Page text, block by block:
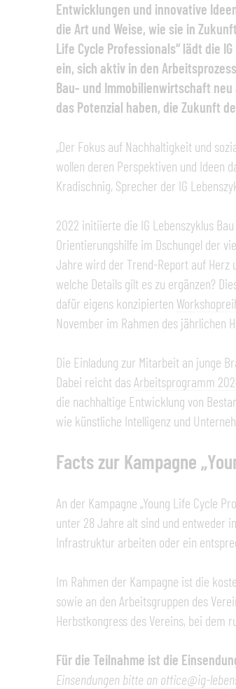
Entwicklungen und innovative
die Art und Weise, wie sie in
Life Cycle Professionals“ lädt die
ein, sich aktiv in den
Bau- und Immobilienwirtschaft
das Potenzial haben, die Zukunft
„Der Fokus auf Nachhaltigkeit und
wollen deren Perspektiven und Ideen
Kradischnig, Sprecher der IG
2022 initiierte die IG Lebenszyklus
Orientierungshilfe im Dschungel der
Jahre wird der Trend-Report auf Herz
welche Details gilt es zu ergänzen?
dafür eigens konzipierten
November im Rahmen des jährlichen
Die Einladung zur Mitarbeit an junge
Dabei reicht dasArbeitsprogramm
die nachhaltige Entwicklung von
wie künstliche Intelligenz und
Facts zur Kampagne
An der Kampagne „Young Life Cycle
unter 28 Jahre alt sind und entweder
Infrastruktur arbeiten oder ein
Im Rahmen der Kampagne ist die
sowie an den Arbeitsgruppen des
Herbstkongress des Vereins, bei
Für die Teilnahme ist die
Einsendungen bitte an office@ig-